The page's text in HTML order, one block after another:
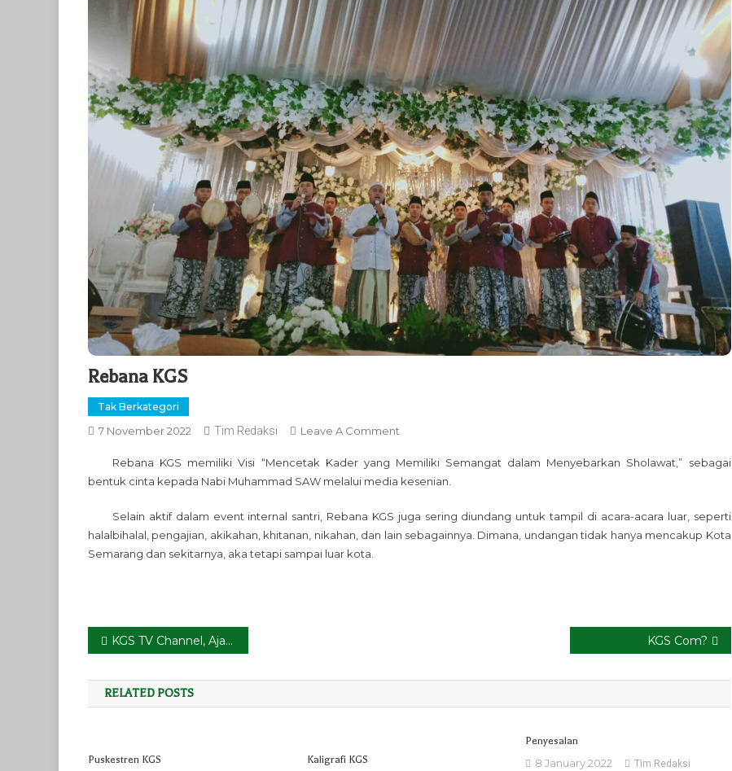
Rebana KGS
Tak Berkategori
7 November 2022 Tim Redaksi Leave A Comment
KGS
Rebana KGS memiliki Visi “Mencetak Kader yang Memiliki Semangat dalam Menyebarkan Sholawat,” sebagai
bentuk cinta kepada Nabi Muhammad SAW melalui media kesenian.
Selain aktif dalam event internal santri, Rebana KGS juga sering diundang untuk tampil di acara-acara luar, seperti
halalbihalal, pengajian, akikahan, khitanan, nikahan, dan lain sebagainnya. Dimana, undangan tidak hanya mencakup Kota
Semarang dan sekitarnya, aka tetapi sampai luar kota.
Post
navigation
KGS TV Channel, Ajang Dakwah via YouTube KGS Com?
RELATED POSTS
Puskestren KGS Kaligrafi KGS
Penyesalan
8 January 2022 Tim Redaksi